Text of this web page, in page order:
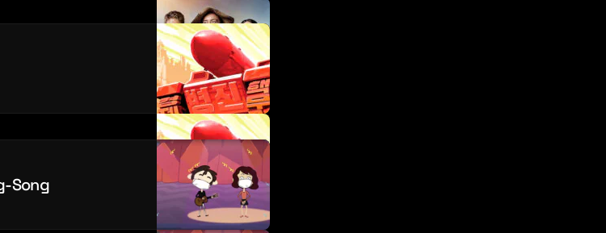
Song